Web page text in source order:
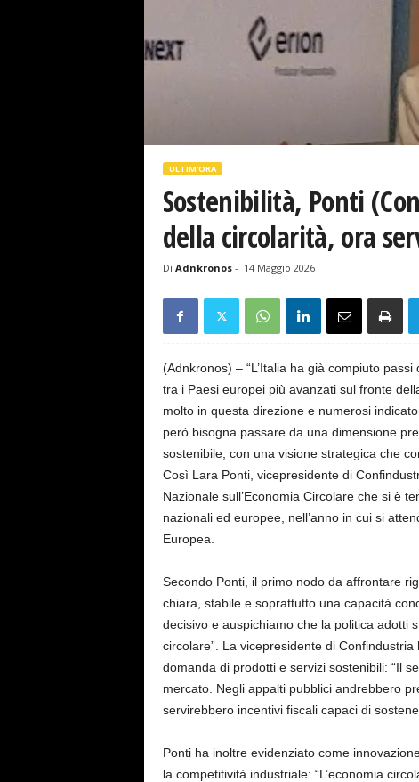
ULTIM'ORA
Sostenibilità, Ponti
della circolarità, ora
Di Adnkronos- 14 Maggio 2026
(Adnkronos) – “L’Italia ha già compiuto
tra i Paesi europei più avanzati sul fronte
molto in questa direzione e numerosi
però bisogna passare da una dimensione
sostenibile, con una visione strategica che
Così Lara Ponti, vicepresidente di
Nazionale sull’Economia Circolare che si è
nazionali ed europee, nell’anno in cui si
Europea.
Secondo Ponti, il primo nodo da affrontare
chiara, stabile e soprattutto una capacità
decisivo e auspichiamo che la politica adotti
circolare”. La vicepresidente di
domanda di prodotti e servizi sostenibili: “Il
mercato. Negli appalti pubblici andrebbero
servirebbero incentivi fiscali capaci di
Ponti ha inoltre evidenziato come
la competitività industriale: “L’economia